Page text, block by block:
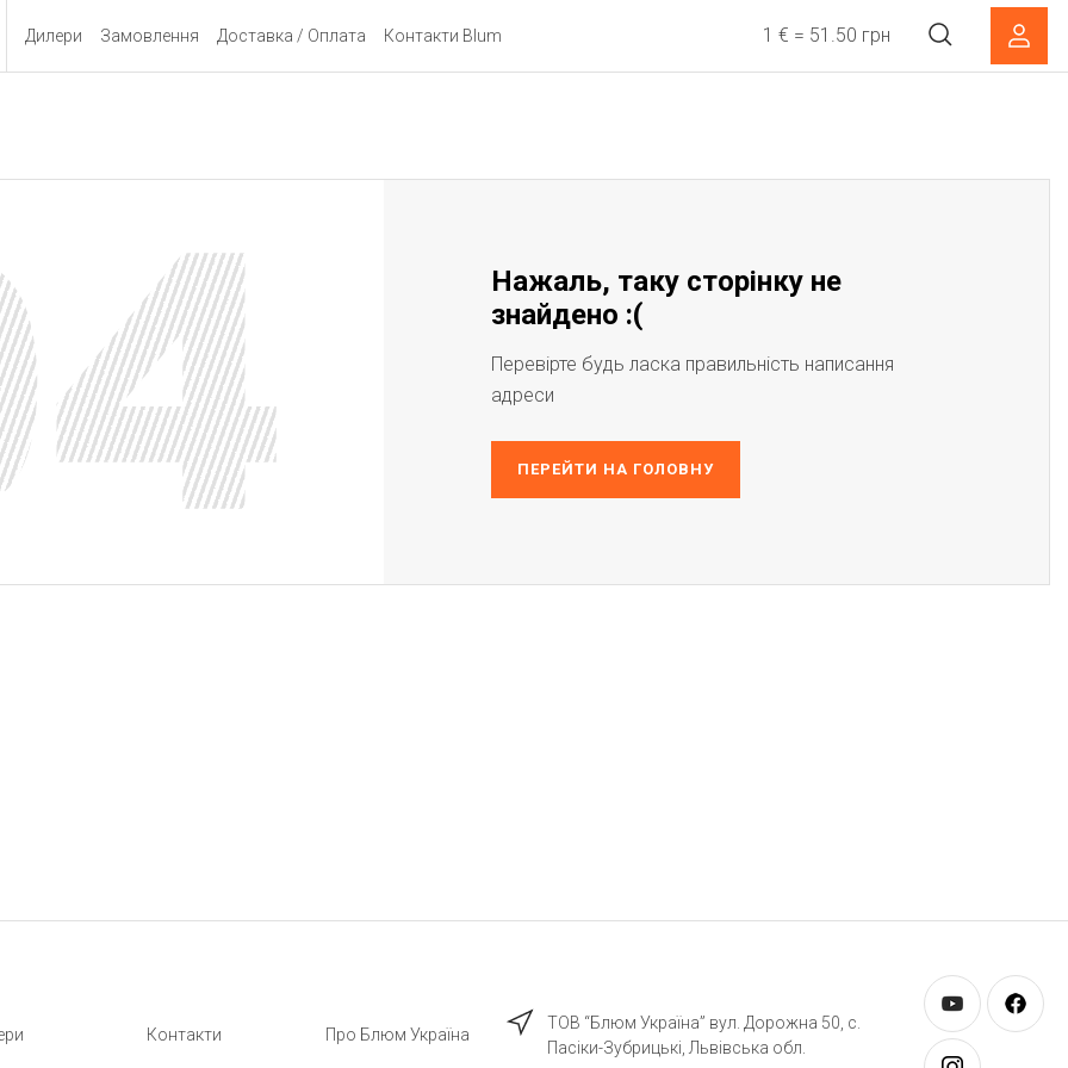
Дилери Замовлення Доставка / Оплата Контакти Blum 1 € = 51.50 грн
Нажаль, таку сторінку не
знайдено :(
Перевірте будь ласка правильність написання
адреси
ПЕРЕЙТИ НА ГОЛОВНУ
Контакти Про Блюм Україна
ТОВ “Блюм Україна” вул. Дорожна 50, c.
Пасіки-Зубрицькі, Львівська обл.